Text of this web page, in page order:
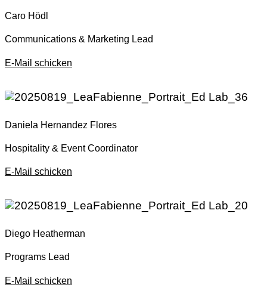
Caro Hödl
Communications & Marketing Lead
E-Mail schicken
Daniela Hernandez Flores
Hospitality & Event Coordinator
E-Mail schicken
Diego Heatherman
Programs Lead
E-Mail schicken